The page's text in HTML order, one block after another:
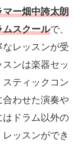
ー畑中誇太朗
ムスクールで、
レッスンが受
ンは楽器セッ
ティックコン
合わせた演奏や
ドラム以外の
ッスンができ